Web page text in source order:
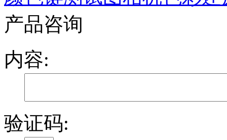
产品咨询
内容:
验证码: